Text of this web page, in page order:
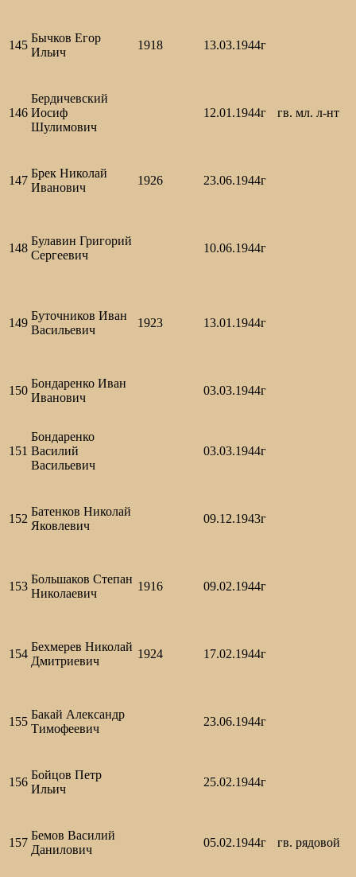
145
Бычков Егор
Ильич
1918 13.03.1944г
146
Бердичевский
Иосиф
Шулимович
12.01.1944г гв. мл. л-нт
147
Брек Николай
Иванович
1926 23.06.1944г
148
Булавин Григорий
Сергеевич
10.06.1944г
149
Буточников Иван
Васильевич
1923 13.01.1944г
150
Бондаренко Иван
Иванович
03.03.1944г
151
Бондаренко
Василий
Васильевич
03.03.1944г
152
Батенков Николай
Яковлевич
09.12.1943г
153
Большаков Степан
Николаевич
1916 09.02.1944г
154
Бехмерев Николай
Дмитриевич
1924 17.02.1944г
155
Бакай Александр
Тимофеевич
23.06.1944г
156
Бойцов Петр
Ильич
25.02.1944г
157
Бемов Василий
Данилович
05.02.1944г гв. рядовой